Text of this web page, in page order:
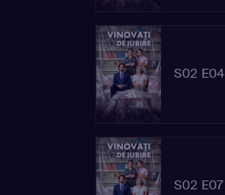
S02 E04
S02 E07